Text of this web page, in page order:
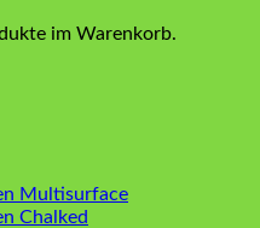
im Warenkorb.
Multisurface
Chalked